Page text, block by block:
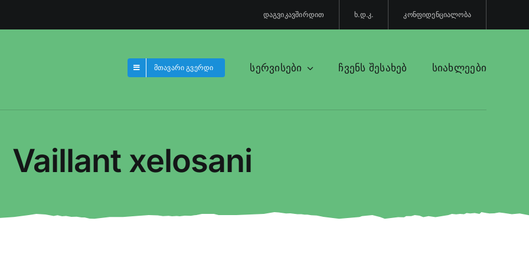
დაგვიკავშირდით ხ.დ.კ. კონფიდენციალობა
მთავარი გვერდი სერვისები ჩვენს შესახებ სიახლეები
Vaillant xelosani